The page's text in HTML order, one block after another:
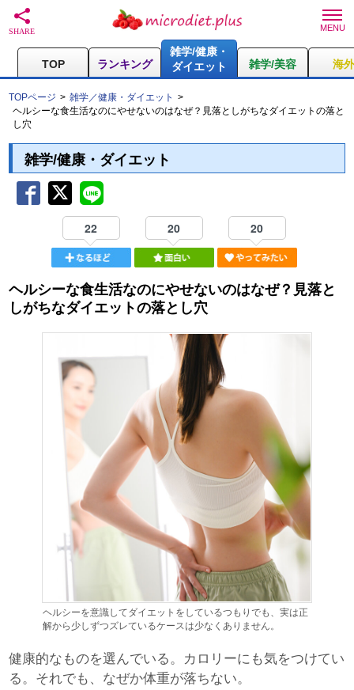
TOP ランキング
雑学/健康・
ダイエット
雑学/美容 海
TOPページ
雑学／健康・ダイエット
ヘルシーな食生活なのにやせないのはなぜ？見落としがちなダイエットの落と
し穴
雑学/健康・ダイエット
22 20 20
ヘルシーな食生活なのにやせないのはなぜ？見落と
しがちなダイエットの落とし穴
ヘルシーを意識してダイエットをしているつもりでも、実は正
解から少しずつズレているケースは少なくありません。
健康的なものを選んでいる。カロリーにも気をつけてい
る。それでも、なぜか体重が落ちない。